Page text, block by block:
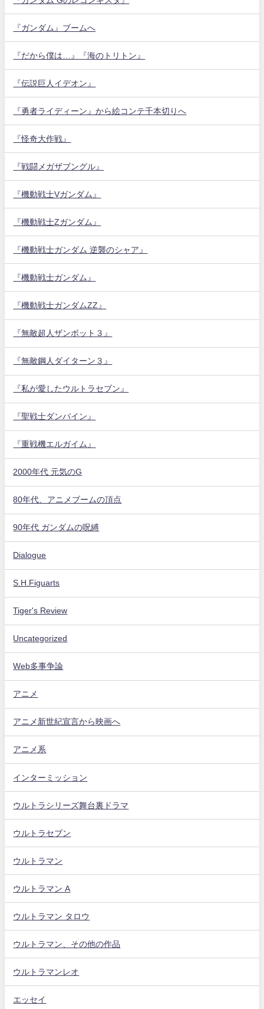
『ガンダム』ブームへ
『だから僕は…』『海のトリトン』
『伝説巨人イデオン』
『勇者ライディーン』から絵コンテ千本切りへ
『怪奇大作戦』
『戦闘メガザブングル』
『機動戦士Vガンダム』
『機動戦士Zガンダム』
『機動戦士ガンダム 逆襲のシャア』
『機動戦士ガンダム』
『機動戦士ガンダムZZ』
『無敵超人ザンボット３』
『無敵鋼人ダイターン３』
『私が愛したウルトラセブン』
『聖戦士ダンバイン』
『重戦機エルガイム』
2000年代 元気のG
80年代、アニメブームの頂点
90年代 ガンダムの呪縛
Dialogue
S.H.Figuarts
Tiger's Review
Uncategorized
Web多事争論
アニメ
アニメ新世紀宣言から映画へ
アニメ系
インターミッション
ウルトラシリーズ舞台裏ドラマ
ウルトラセブン
ウルトラマン
ウルトラマン A
ウルトラマン タロウ
ウルトラマン、その他の作品
ウルトラマンレオ
エッセイ